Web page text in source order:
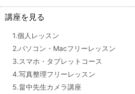
講座を見る
1.個人レッスン
2.パソコン・Macフリーレッスン
3.スマホ・タブレットコース
4.写真整理フリーレッスン
5.畠中先生カメラ講座